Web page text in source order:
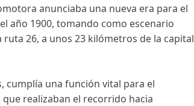
anunciaba una nueva era para el
año 1900, tomando como escenario
26, a unos 23 kilómetros de la capital
cumplía una función vital para el
realizaban el recorrido hacia